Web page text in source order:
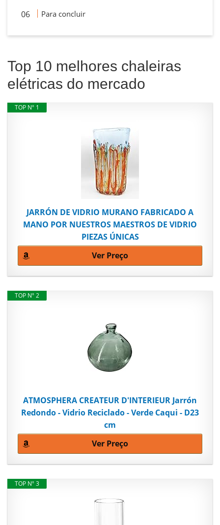
Para concluir
Top 10 melhores chaleiras
elétricas do mercado
TOP Nº 1
JARRÓN DE VIDRIO MURANO FABRICADO A
MANO POR NUESTROS MAESTROS DE VIDRIO
PIEZAS ÚNICAS
Ver Preço
TOP Nº 2
ATMOSPHERA CREATEUR D'INTERIEUR Jarrón
Redondo - Vidrio Reciclado - Verde Caqui - D23
cm
Ver Preço
TOP Nº 3